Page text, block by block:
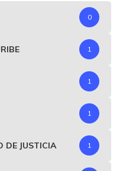
0
1
1
1
DE JUSTICIA 1